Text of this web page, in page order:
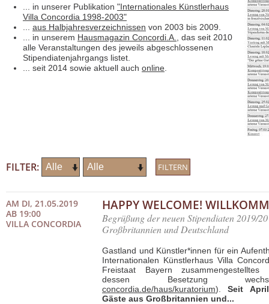
... in unserer Publikation "Internationales Künstlerhaus
Villa Concordia 1998-2003"
aus Halbjahresverzeichnissen von 2003 bis 2009.
... in unserem Hausmagazin Concordi.A.
, das seit 2010
alle Veranstaltungen des jeweils abgeschlossenen
Stipendiatenjahrgangs listet.
... seit 2014 sowie aktuell auch online
FILTER:
AM DI, 21.05.2019
AB 19:00
VILLA CONCORDIA
HAPPY WELCOME!
Begrüßung der neuen Stipendiaten 2019/
Großbritannien und Deutschland
Gastland und Künstler*innen für ein
Internationalen Künstlerhaus Villa
Freistaat Bayern zusammengestelltes
dessen Besetzung
concordia.de/haus/kuratorium).Seit
Gäste aus Großbritannien und...